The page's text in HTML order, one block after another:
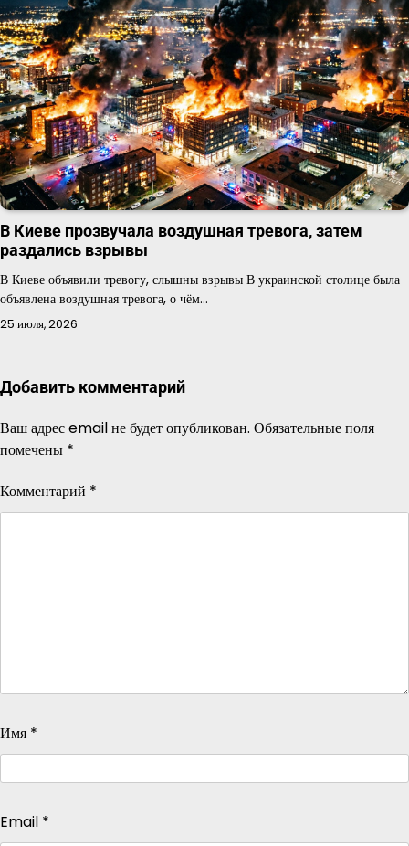
В Киеве прозвучала воздушная тревога, затем
раздались взрывы
В Киеве объявили тревогу, слышны взрывы В украинской столице была
объявлена воздушная тревога, о чём…
25 июля, 2026
Добавить комментарий
Ваш адрес email не будет опубликован. Обязательные поля
помечены *
Комментарий *
Имя *
Email *